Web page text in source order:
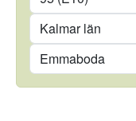
Län
Kommun